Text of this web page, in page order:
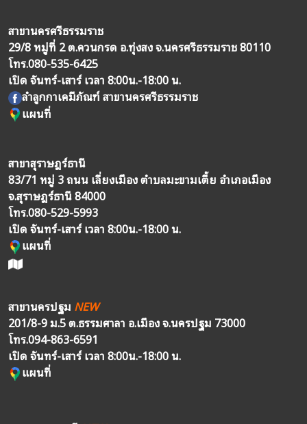
สาขานครศรีธรรมราช
29/8 หมู่ที่ 2 ต.ควนกรด อ.ทุ่งสง จ.นครศรีธรรมราช 80110
โทร.080-535-6425
เปิด จันทร์-เสาร์ เวลา 8:00น.-18:00 น.
ลำลูกกาเคมีภัณฑ์ สาขานครศรีธรรมราช
แผนที่
สาขาสุราษฎร์ธานี
83/71 หมู่ 3 ถนน เลี่ยงเมือง ตำบลมะขามเตี้ย อำเภอเมือง
จ.สุราษฎร์ธานี 84000
โทร.080-529-5993
เปิด จันทร์-เสาร์ เวลา 8:00น.-18:00 น.
แผนที่
สาขานครปฐม NEW
201/8-9 ม.5 ต.ธรรมศาลา อ.เมือง จ.นครปฐม 73000
โทร.094-863-6591
เปิด จันทร์-เสาร์ เวลา 8:00น.-18:00 น.
แผนที่